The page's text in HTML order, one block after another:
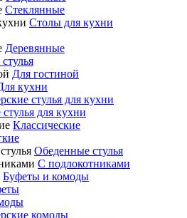
Стеклянные
Столы для кухни
Деревянные
Для гостиной
кухни
стулья для кухни
для кухни
Классические
Обеденные стулья
С подлокотниками
Буфеты и комоды
комоды